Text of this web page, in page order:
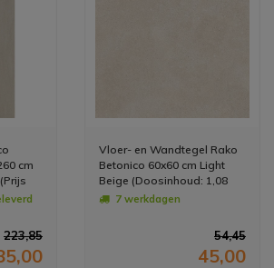
cm
223,85
Vloer- en Wandtegel Rako
Betonico 60x60 cm Light
Beige (Doosinhoud: 1,08
m2) (prijs per m2)
7 werkdagen
54,45
45,00